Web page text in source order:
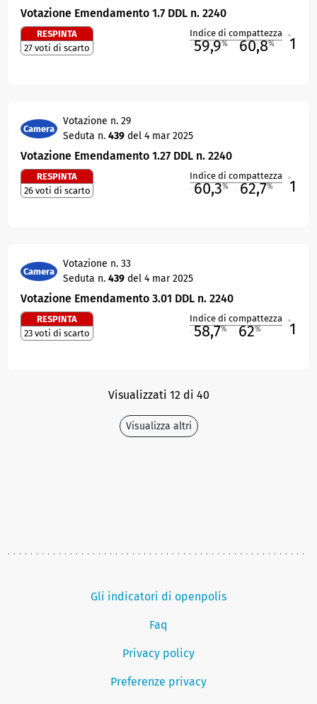
Votazione Emendamento 1.7 DDL n. 2240
RESPINTA
27 voti di scarto
Indice di compattezza
59,9% 60,8% 1
Camera
Votazione n. 29
Seduta n. 439 del 4 mar 2025
Votazione Emendamento 1.27 DDL n. 2240
RESPINTA
26 voti di scarto
Indice di compattezza
60,3% 62,7% 1
Camera
Votazione n. 33
Seduta n. 439 del 4 mar 2025
Votazione Emendamento 3.01 DDL n. 2240
RESPINTA
23 voti di scarto
Indice di compattezza
58,7% 62% 1
Visualizzati 12 di 40
Visualizza altri
Gli indicatori di openpolis
Faq
Privacy policy
Preferenze privacy